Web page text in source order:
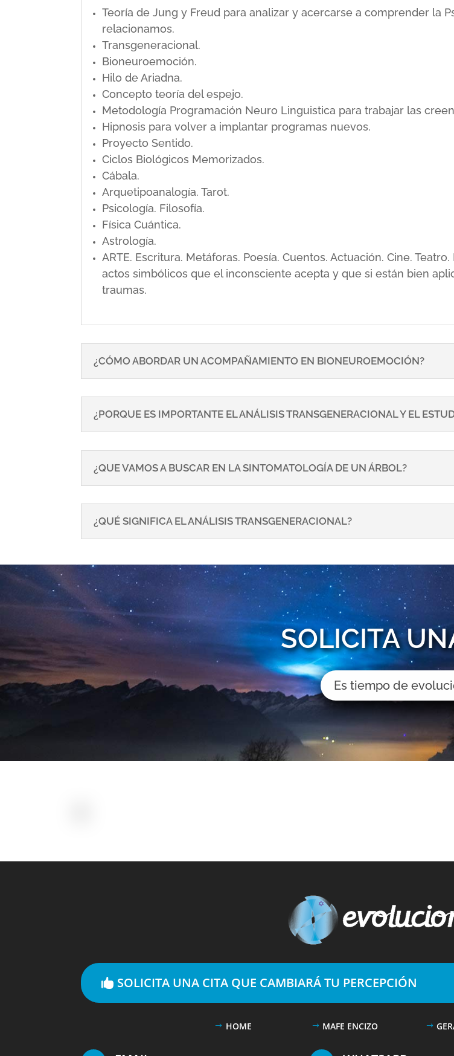
Teoría de Jung y Freud para analizar y acercarse a comprender la
relacionamos.
Transgeneracional.
Bioneuroemoción.
Hilo de Ariadna.
Concepto teoría del espejo.
Metodología Programación Neuro Linguistica para trabajar las
Hipnosis para volver a implantar programas nuevos.
Proyecto Sentido.
Ciclos Biológicos Memorizados.
Cábala.
Arquetipoanalogía. Tarot.
Psicología. Filosofía.
Física Cuántica.
Astrología.
ARTE. Escritura. Metáforas. Poesía. Cuentos. Actuación. Cine.
actos simbólicos que el inconsciente acepta y que si están bien
traumas.
¿CÓMO ABORDAR UN ACOMPAÑAMIENTO EN BIONEUROEMOCIÓN?
¿PORQUE ES IMPORTANTE EL ANÁLISIS TRANSGENERACIONAL Y EL
¿QUE VAMOS A BUSCAR EN LA SINTOMATOLOGÍA DE UN ÁRBOL?
¿QUÉ SIGNIFICA EL ANÁLISIS TRANSGENERACIONAL?
SOLICITA
Es tiempo de
SOLICITA UNA CITA QUE CAMBIARÁ TU PERCEPCIÓN
HOME MAFE ENCIZO